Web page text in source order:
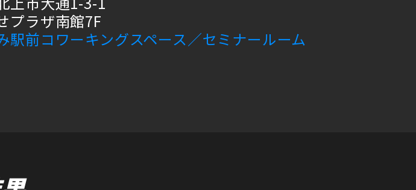
プラザ南館7F
駅前コワーキングスペース／セミナールーム